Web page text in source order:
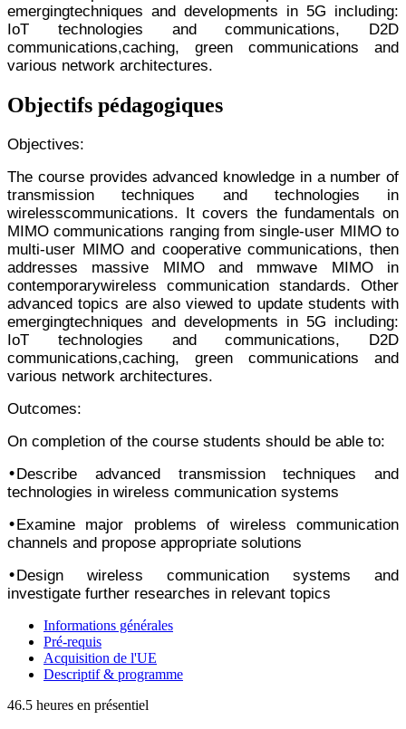
emergingtechniques and developments in 5G including:
IoT technologies and communications, D2D
communications,caching, green communications and
various network architectures.
Objectifs pédagogiques
Objectives:
The course provides advanced knowledge in a number of
transmission techniques and technologies in
wirelesscommunications. It covers the fundamentals on
MIMO communications ranging from single-user MIMO to
multi-user MIMO and cooperative communications, then
addresses massive MIMO and mmwave MIMO in
contemporarywireless communication standards. Other
advanced topics are also viewed to update students with
emergingtechniques and developments in 5G including:
IoT technologies and communications, D2D
communications,caching, green communications and
various network architectures.
Outcomes:
On completion of the course students should be able to:
•Describe advanced transmission techniques and
technologies in wireless communication systems
•Examine major problems of wireless communication
channels and propose appropriate solutions
•Design wireless communication systems and
investigate further researches in relevant topics
Informations générales
Pré-requis
Acquisition de l'UE
Descriptif & programme
46.5 heures en présentiel